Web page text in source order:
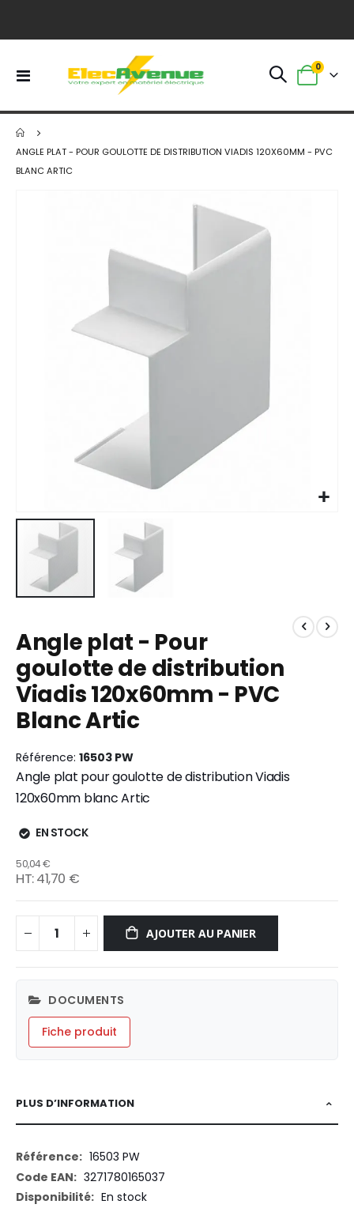
Basculer
Panier
0
ANGLE PLAT - POUR GOULOTTE DE DISTRIBUTION VIADIS 120X60MM - PVC
BLANC ARTIC
the
beginning
of
the
images
gallery
Angle plat - Pour
goulotte de distribution
Viadis 120x60mm - PVC
Blanc Artic
Référence 16503 PW
Angle plat pour goulotte de distribution Viadis
120x60mm blanc Artic
EN STOCK
50,04 €
41,70 €
AJOUTER AU PANIER
DOCUMENTS
Fiche produit
PLUS D’INFORMATION
Plus
d’information
16503 PW
3271780165037
En stock